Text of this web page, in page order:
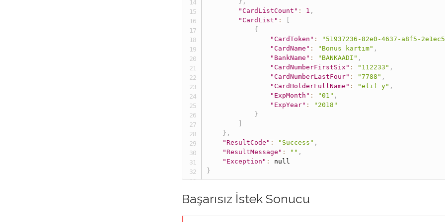
"CardListCount" : 1 ,
"CardList" :
[
{
"CardToken" : "51937236-82e0-4637-a8f5-
"CardName" : "Bonus kartım" ,
"BankName" : "BANKAADI" ,
"CardNumberFirstSix" : "112233" ,
"CardNumberLastFour" : "7788" ,
"CardHolderFullName" : "elif y" ,
"ExpMonth" : "01" ,
"ExpYear" :
"2018"
}
]
} ,
"ResultCode" : "Success" ,
"ResultMessage" : "" ,
"Exception" :
null
}
Başarısız İstek Sonucu